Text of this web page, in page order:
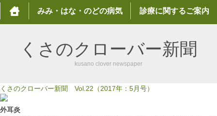
みみ・はな・のどの病気 診療に関するご案内
くさのクローバー新聞
kusano clover newspaper
くさのクローバー新聞 Vol.22（2017年：5月号）
外耳炎